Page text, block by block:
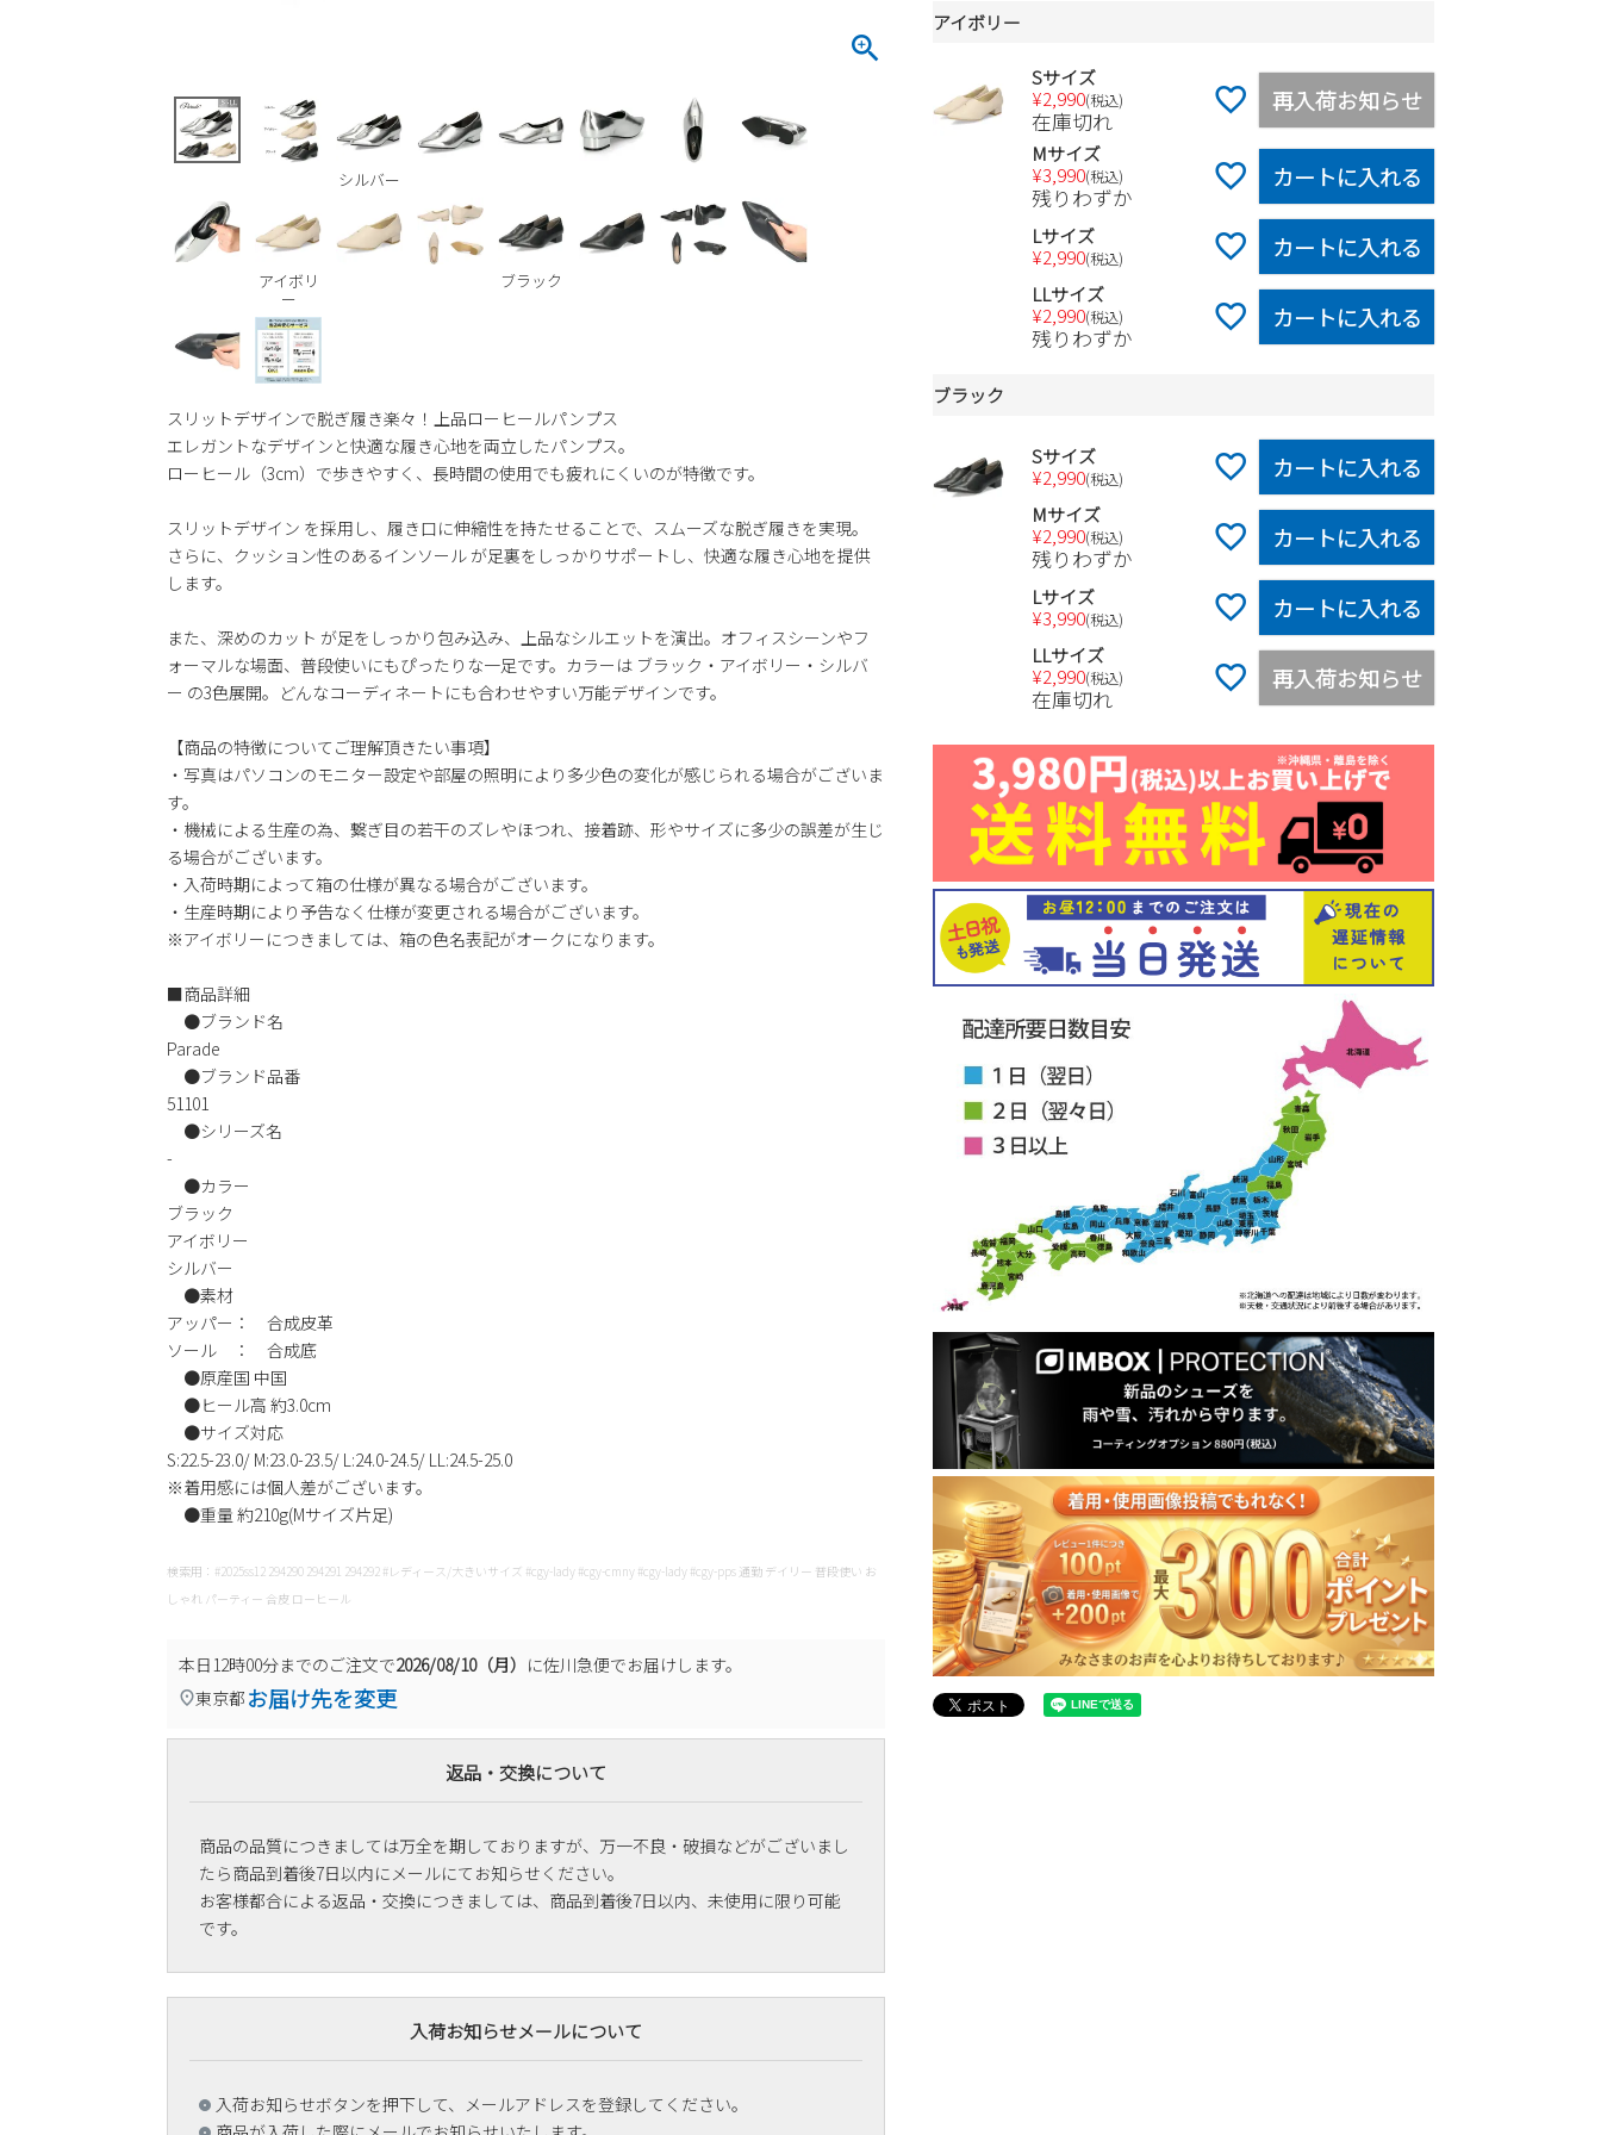
シルバー
アイボリ
ー
ブラック
スリットデザインで脱ぎ履き楽々！上品ローヒールパンプス
エレガントなデザインと快適な履き心地を両立したパンプス。
ローヒール（3cm）で歩きやすく、長時間の使用でも疲れにくいのが特徴です。
スリットデザイン を採用し、履き口に伸縮性を持たせることで、スムーズな脱ぎ履きを実現。
さらに、クッション性のあるインソール が足裏をしっかりサポートし、快適な履き心地を提供
します。
また、深めのカット が足をしっかり包み込み、上品なシルエットを演出。オフィスシーンやフ
ォーマルな場面、普段使いにもぴったりな一足です。カラーは ブラック・アイボリー・シルバ
ー の3色展開。どんなコーディネートにも合わせやすい万能デザインです。
【商品の特徴についてご理解頂きたい事項】
・写真はパソコンのモニター設定や部屋の照明により多少色の変化が感じられる場合がございま
す。
・機械による生産の為、繋ぎ目の若干のズレやほつれ、接着跡、形やサイズに多少の誤差が生じ
る場合がございます。
・入荷時期によって箱の仕様が異なる場合がございます。
・生産時期により予告なく仕様が変更される場合がございます。
※アイボリーにつきましては、箱の色名表記がオークになります。
■商品詳細
●ブランド名
Parade
●ブランド品番
51101
●シリーズ名
-
●カラー
ブラック
アイボリー
シルバー
●素材
アッパー： 合成皮革
ソール ： 合成底
●原産国 中国
●ヒール高 約3.0cm
●サイズ対応
S:22.5-23.0/ M:23.0-23.5/ L:24.0-24.5/ LL:24.5-25.0
※着用感には個人差がございます。
●重量 約210g(Mサイズ片足)
検索用：#2025ss12 294290 294291 294292 #レディース/大きいサイズ #cgy-lady #cgy-cmny #cgy-lady #cgy-pps 通勤 デイリー 普段使い お
しゃれ パーティー 合皮 ローヒール
本日12時00分までのご注文で2026/08/10（月） に佐川急便でお届けします。
東京都 お届け先を変更
返品・交換について
商品の品質につきましては万全を期しておりますが、万一不良・破損などがございまし
たら商品到着後7日以内にメールにてお知らせください。
お客様都合による返品・交換につきましては、商品到着後7日以内、未使用に限り可能
です。
入荷お知らせメールについて
入荷お知らせボタンを押下して、メールアドレスを登録してください。
アイボリー
Sサイズ
¥2,990 税込
在庫切れ
再入荷お知らせ
Mサイズ
¥3,990 税込
残りわずか
カートに入れる
Lサイズ
¥2,990 税込 カートに入れる
LLサイズ
¥2,990 税込
残りわずか
カートに入れる
ブラック
Sサイズ
¥2,990 税込 カートに入れる
Mサイズ
¥2,990 税込
残りわずか
カートに入れる
Lサイズ
¥3,990 税込 カートに入れる
LLサイズ
¥2,990 税込
在庫切れ
再入荷お知らせ